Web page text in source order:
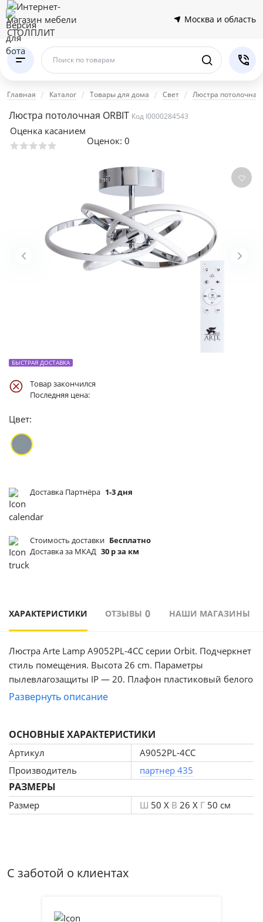
Москва и область
Поиск по товарам
Главная Каталог Товары для дома Свет Люстра потолочная
Люстра потолочная ORBIT Код I0000284543
Оценка касанием
Оценок: 0
БЫСТРАЯ ДОСТАВКА
Товар закончился
Последняя цена:
Цвет:
Доставка Партнёра 1-3 дня
Стоимость доставки Бесплатно
Доставка за МКАД 30 р за км
ХАРАКТЕРИСТИКИ ОТЗЫВЫ 0 НАШИ МАГАЗИНЫ
Люстра Arte Lamp A9052PL-4CC серии Orbit. Подчеркнет
стиль помещения. Высота 26 cm. Параметры
пылевлагозащиты IP — 20. Плафон пластиковый белого
цвета, а материал/цвет арматуры металл/хром. Имеются
бренда — Италия. Вес с упаковкой 1.9 kg.
Характеристики: Мощность лампы: 144W. Напряжение:
220V. Патрон: LED. Стиль лампы: Модерн. Лампы в
комплекте: Да. Световой поток: 8100 Лм. Цветовая
температура: 2700-6500К. Крепеж: монтажная пластина.
Тип управления: пульт д/у. Время работы: 30000 ч.
Развернуть описание
ОСНОВНЫЕ ХАРАКТЕРИСТИКИ
Артикул
A9052PL-4CC
Производитель
партнер 435
РАЗМЕРЫ
Размер Ш 50 X В 26 X Г 50 см
С заботой о клиентах